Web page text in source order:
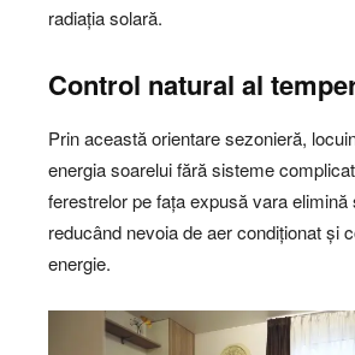
radiația solară.
Control natural al
Prin această orientare sezonieră,
energia soarelui fără sisteme
ferestrelor pe fața expusă vara
reducând nevoia de aer condiționat și
energie.